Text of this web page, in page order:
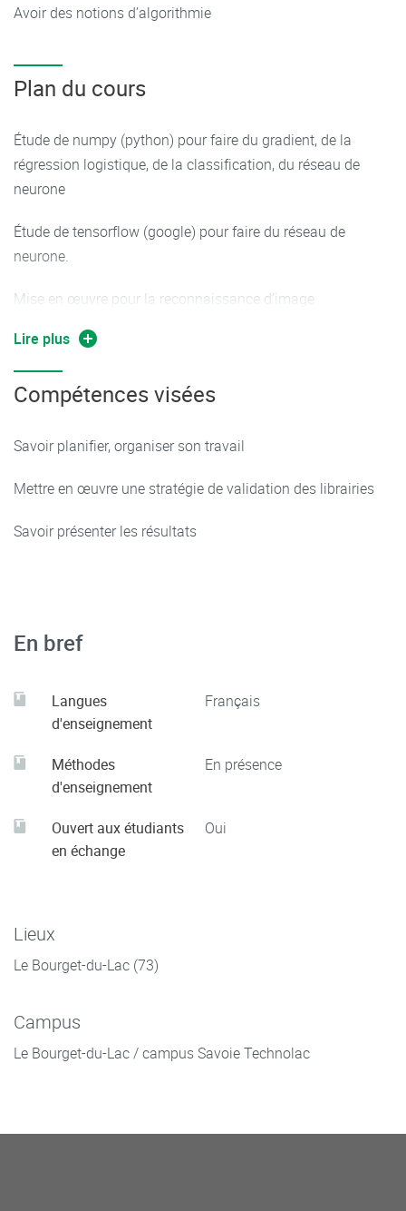
Avoir des notions d’algorithmie
Plan du cours
Étude de numpy (python) pour faire du gradient, de la
régression logistique, de la classification, du réseau de
neurone
Étude de tensorflow (google) pour faire du réseau de
neurone.
Mise en œuvre pour la reconnaissance d’image
Application aux séries chronologiques
Lire plus
Compétences visées
Savoir planifier, organiser son travail
Mettre en œuvre une stratégie de validation des librairies
Savoir présenter les résultats
En bref
Langues
d'enseignement
Français
Méthodes
d'enseignement
En présence
Ouvert aux étudiants
en échange
Oui
Lieux
Le Bourget-du-Lac (73)
Campus
Le Bourget-du-Lac / campus Savoie Technolac